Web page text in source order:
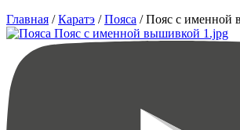
Главная /Каратэ /Пояса /Пояс с именной